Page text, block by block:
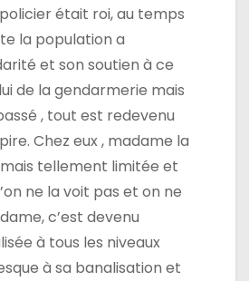
était roi, au temps
la population a
et son soutien à ce
de la gendarmerie mais
, tout est redevenu
Chez eux , madame la
tellement limitée et
ne la voit pas et on ne
c’est devenu
à tous les niveaux
à sa banalisation et